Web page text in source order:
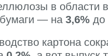
в области
— на 3,6% до
картона